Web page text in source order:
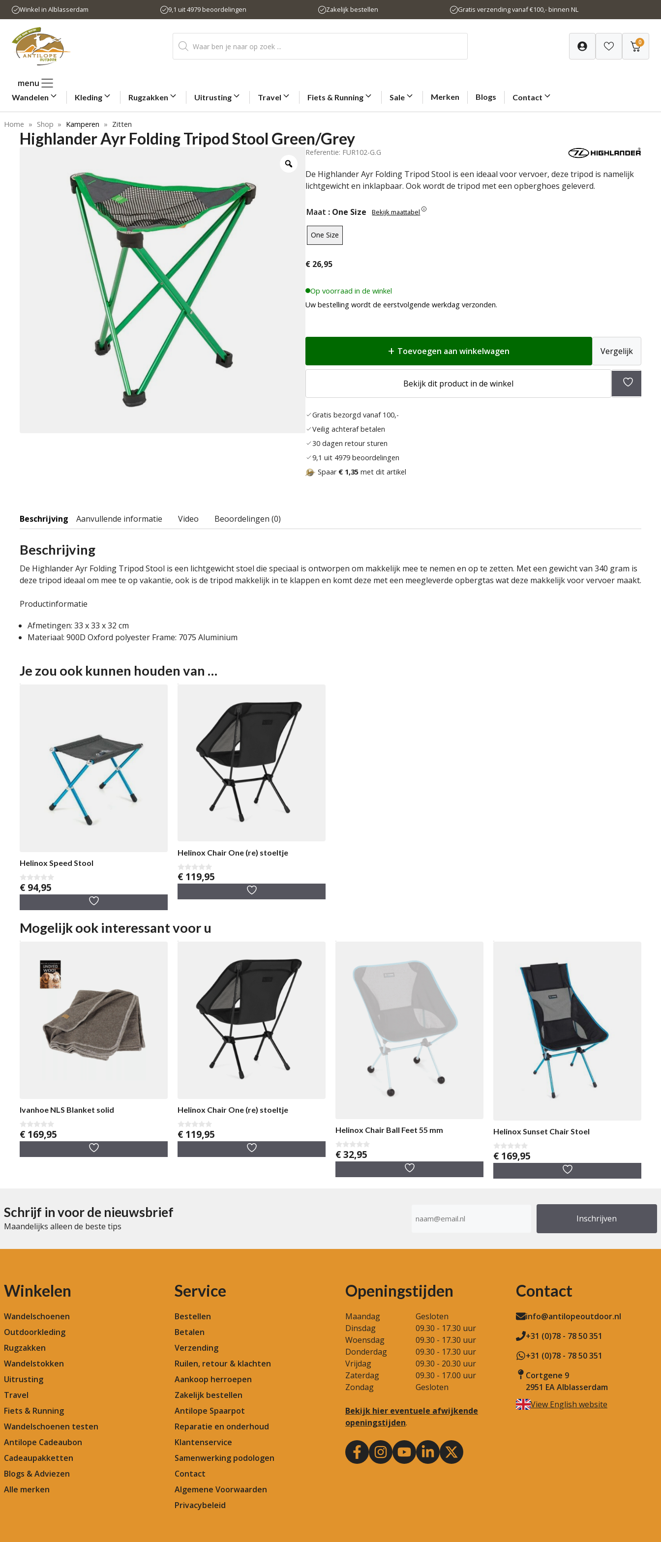
naar
inhoud
Winkel in Alblasserdam 9,1 uit 4979 beoordelingen Zakelijk bestellen Gratis verzending vanaf €100,- binnen NL
Producten
zoeken 0
menu
Wandelen Kleding Rugzakken Uitrusting Travel Fiets & Running Sale Merken Blogs Contact
Home » Shop » Kamperen » Zitten
Highlander Ayr Folding Tripod Stool Green/Grey
Referentie: FUR102-G.G
De Highlander Ayr Folding Tripod Stool is een ideaal voor vervoer, deze tripod is namelijk
lichtgewicht en inklapbaar. Ook wordt de tripod met een opberghoes geleverd.
Maat : One Size Bekijk maattabel
One Size
€ 26,95
Op voorraad in de winkel
Uw bestelling wordt de eerstvolgende werkdag verzonden.
Toevoegen aan winkelwagen Vergelijk
Bekijk dit product in de winkel
Gratis bezorgd vanaf 100,-
Veilig achteraf betalen
30 dagen retour sturen
9,1 uit 4979 beoordelingen
Spaar € 1,35 met dit artikel
Beschrijving Aanvullende informatie Video Beoordelingen (0)
Beschrijving
De Highlander Ayr Folding Tripod Stool is een lichtgewicht stoel die speciaal is ontworpen om makkelijk mee te nemen en op te zetten. Met een gewicht van 340 gram is
deze tripod ideaal om mee te op vakantie, ook is de tripod makkelijk in te klappen en komt deze met een meegleverde opbergtas wat deze makkelijk voor vervoer maakt.
Productinformatie
Afmetingen: 33 x 33 x 32 cm
Materiaal: 900D Oxford polyester Frame: 7075 Aluminium
Je zou ook kunnen houden van …
Helinox Speed Stool
0
v
5
€ 94,95
Helinox Chair One (re) stoeltje
0
v
€ 119,95
Mogelijk ook interessant voor u
Ivanhoe NLS Blanket solid
0
v
5
€ 169,95
Helinox Chair One (re) stoeltje
0
v
5
€ 119,95 Helinox Chair Ball Feet 55 mm
0
v
5
€32,95
Helinox Sunset Chair Stoel
0
v
5
€ 169,95
Schrijf in voor de nieuwsbrief
Maandelijks alleen de beste tips
mailadres
Winkelen
Wandelschoenen
Outdoorkleding
Rugzakken
Wandelstokken
Uitrusting
Travel
Fiets & Running
Wandelschoenen testen
Antilope Cadeaubon
Cadeaupakketten
Blogs & Adviezen
Alle merken
Service
Bestellen
Betalen
Verzending
Ruilen, retour & klachten
Aankoop herroepen
Zakelijk bestellen
Antilope Spaarpot
Reparatie en onderhoud
Klantenservice
Samenwerking podologen
Contact
Algemene Voorwaarden
Privacybeleid
Openingstijden
Maandag
Gesloten
Dinsdag
09.30 - 17.30 uur
Woensdag
09.30 - 17.30 uur
Donderdag
09.30 - 17.30 uur
Vrijdag
09.30 - 20.30 uur
Zaterdag
09.30 - 17.00 uur
Zondag
Gesloten
Bekijk hier eventuele afwijkende
openingstijden.
Contact
info@antilopeoutdoor.nl
+31 (0)78 - 78 50 351
+31 (0)78 - 78 50 351
Cortgene 9
2951 EA Alblasserdam
View English website